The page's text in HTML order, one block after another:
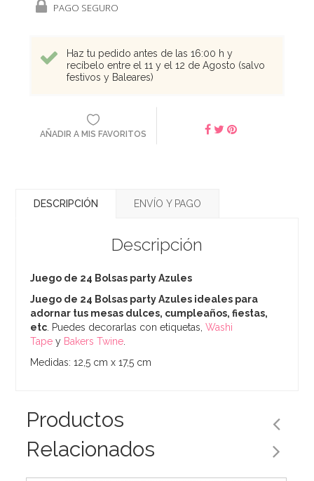
PAGO SEGURO
Haz tu pedido antes de las 16:00 h y
recíbelo entre el 11 y el 12 de Agosto (salvo
festivos y Baleares)
AÑADIR A MIS FAVORITOS
DESCRIPCIÓN ENVÍO Y PAGO
Descripción
Juego de 24 Bolsas party Azules
Juego de 24 Bolsas party Azules ideales para
adornar tus mesas dulces, cumpleaños, fiestas,
etc . Puedes decorarlas con etiquetas,Washi
Tape y Bakers Twine
Medidas: 12,5 cm x 17,5 cm
Productos
Relacionados